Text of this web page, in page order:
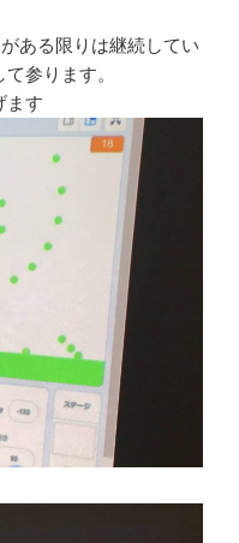
ある限りは継続してい
参ります。
ます